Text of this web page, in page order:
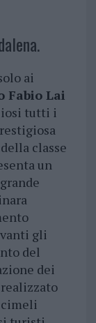
ai
Fabio Lai
tutti i
classe
un
gli
del
dei
cimeli